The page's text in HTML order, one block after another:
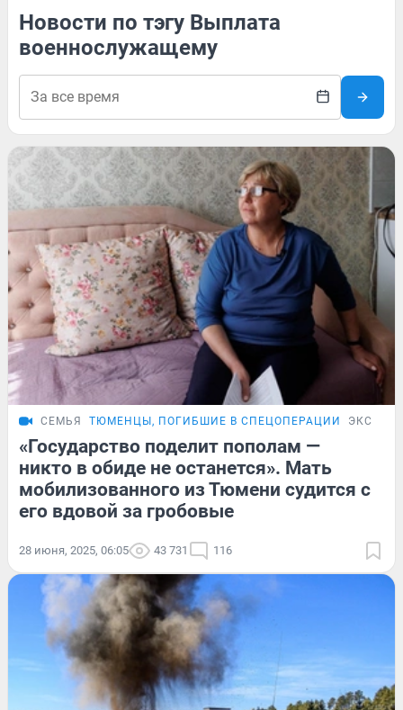
Новости по тэгу Выплата
военнослужащему
СЕМЬЯ ТЮМЕНЦЫ, ПОГИБШИЕ В СПЕЦОПЕРАЦИИ
«Государство поделит пополам —
никто в обиде не останется». Мать
мобилизованного из Тюмени судится с
его вдовой за гробовые
28 июня, 2025, 06:05 43 731 116